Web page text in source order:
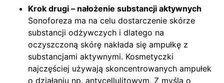
Krok drugi – nałożenie substancji aktywnych
Sonoforeza ma na celu dostarczenie skórze
substancji odżywczych i dlatego na
oczyszczoną skórę nakłada się ampułkę z
substancjami aktywnymi. Kosmetyczki
najczęściej używają skoncentrowanych ampułek
o działaniu np. antycellulitowym. Z myślą o